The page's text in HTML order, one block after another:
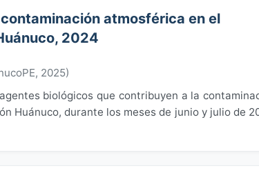
atmosférica en el
2024
, 2025)
biológicos que contribuyen a la
Huánuco, durante los meses de junio y julio de